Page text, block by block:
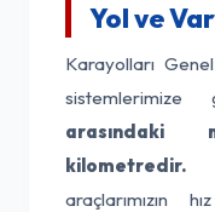
Yol ve
Karayolları
arasındaki
kilometredir.
araçlarımızın